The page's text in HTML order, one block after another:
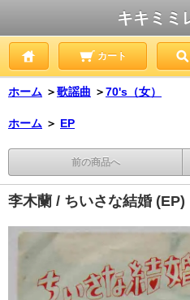
キキミミ
カート
ホーム ＞歌謡曲 ＞70's（女）
ホーム ＞ EP
前の商品へ
李木蘭 / ちいさな結婚 (EP)